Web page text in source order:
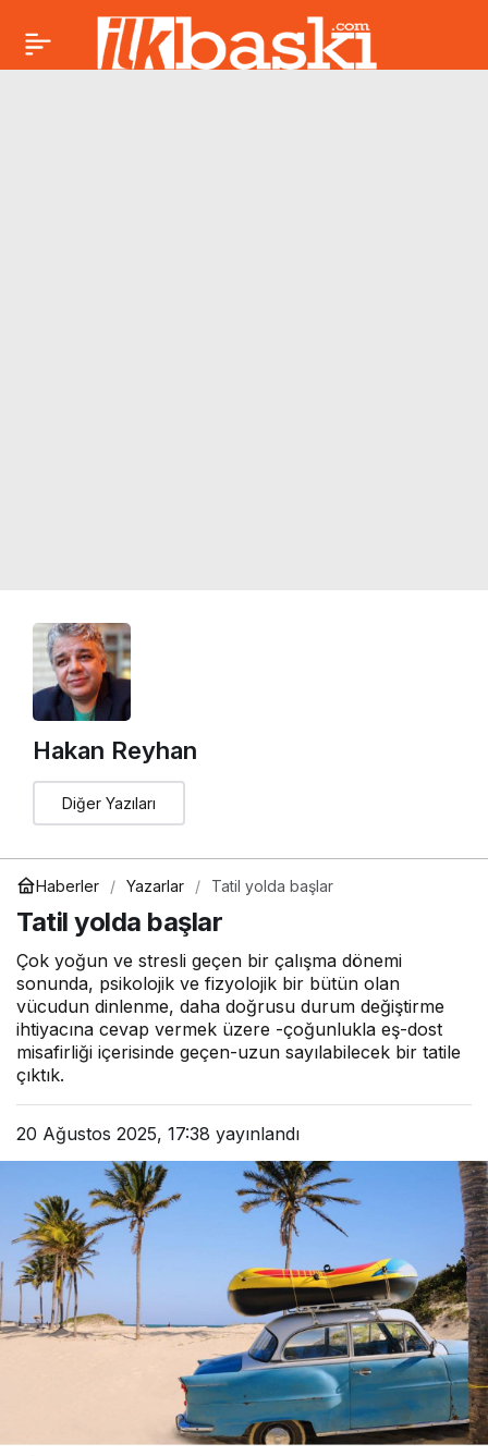
Hakan Reyhan
Diğer Yazıları
Haberler Yazarlar Tatil yolda başlar
Tatil yolda başlar
Çok yoğun ve stresli geçen bir çalışma dönemi
sonunda, psikolojik ve fizyolojik bir bütün olan
vücudun dinlenme, daha doğrusu durum değiştirme
ihtiyacına cevap vermek üzere -çoğunlukla eş-dost
misafirliği içerisinde geçen-uzun sayılabilecek bir tatile
çıktık.
20 Ağustos 2025, 17:38 yayınlandı
“Yargıyla Ne Alakası